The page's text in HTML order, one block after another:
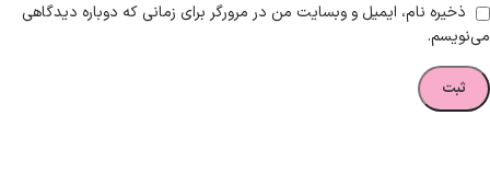
ذخیره نام، ایمیل و وبسایت من در مرورگر برای زمانی که دوباره دیدگاهی
می‌نویسم.